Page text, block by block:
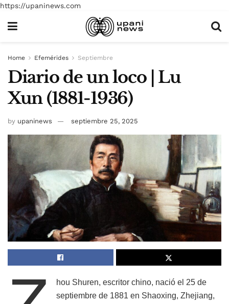
https://upaninews.com
Home Efemérides Septiembre
Diario de un loco | Lu
Xun (1881-1936)
by upaninews septiembre 25, 2025
hou Shuren, escritor chino, nació el 25 de
septiembre de 1881 en Shaoxing, Zhejiang,